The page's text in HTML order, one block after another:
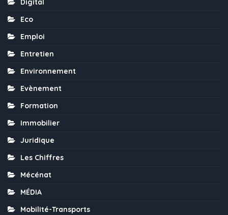
Digital
Eco
Emploi
Entretien
Environnement
Evènement
Formation
Immobilier
Juridique
Les Chiffres
Mécénat
MÉDIA
Mobilité-Transports